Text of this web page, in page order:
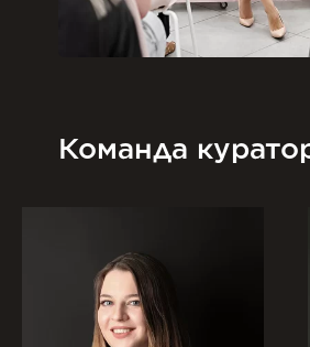
Команда